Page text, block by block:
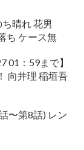
晴れ 花男
ち ケース無
01：59まで】
向井理 稲垣吾
〜第8話) レン